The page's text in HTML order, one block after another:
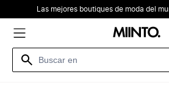
Las mejores boutiques de moda del